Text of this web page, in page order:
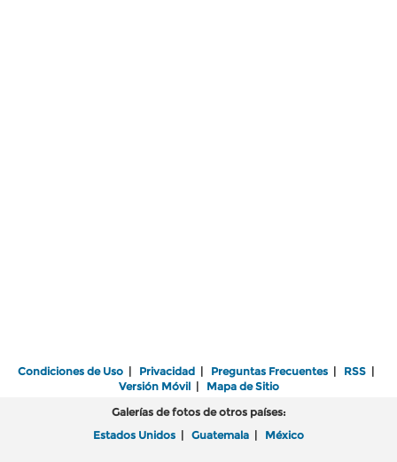
Condiciones de Uso | Privacidad | Preguntas Frecuentes | RSS |
Versión Móvil| Mapa de Sitio
Galerías de fotos de otros países:
Estados Unidos | Guatemala | México